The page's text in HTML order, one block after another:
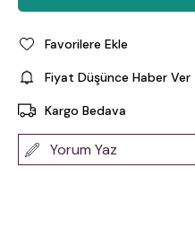
Favorilere Ekle
Fiyat Düşünce Haber Ver
Kargo Bedava
Yorum Yaz